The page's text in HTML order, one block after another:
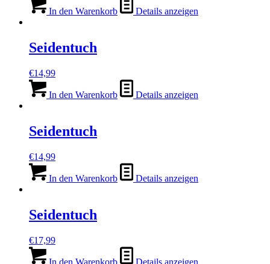
In den Warenkorb Details anzeigen
Seidentuch
€14,99
In den Warenkorb Details anzeigen
Seidentuch
€14,99
In den Warenkorb Details anzeigen
Seidentuch
€17,99
In den Warenkorb Details anzeigen